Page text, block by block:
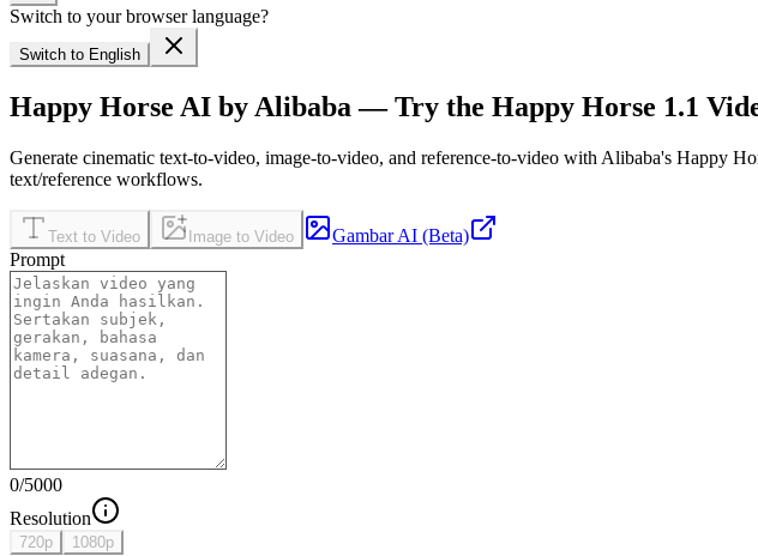
Switch to your browser language?
Switch to English
Happy Horse AI by Alibaba — Try the Happy Horse 1.1
Generate cinematic text-to-video, image-to-video, and reference-to-video with Alibaba's Happy
text/reference workflows.
Text to Video Image to Video
Gambar AI (Beta)
Prompt
0/5000
Resolution
720p 1080p